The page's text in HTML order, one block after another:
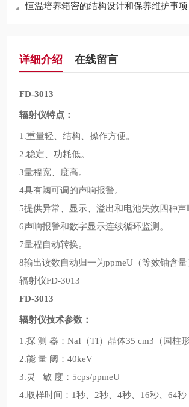
恒温培养箱密的结构设计和保养维护事项
详细介绍 在线留言
FD-3013
辐射仪特点：
1.重量轻、结构、操作方便。
2.稳定、功耗低。
3量程宽、度高。
4具有阈可调的声响报警。
5提供异常、显示、溢出和电池失效四种声
6声响报警和数字显示连续循环监测。
7量程自动转换。
8输出读数自动归一为ppmeU（等效铀含量
辐射仪FD-3013
FD-3013
辐射仪技术参数：
1.探 测 器： NaI（TI） 晶体35 cm3（园柱形
2.能 量 阈： 40keV
3.灵 敏 度： 5cps/ppmeU
4.取样时间： 1秒、 2秒、 4秒、 16秒、 64秒